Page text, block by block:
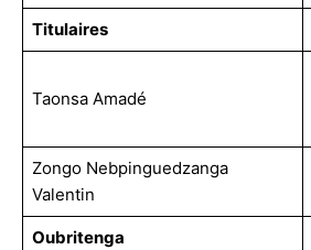
Titulaires
Taonsa Amadé
Zongo Nebpinguedzanga
Valentin
Oubritenga